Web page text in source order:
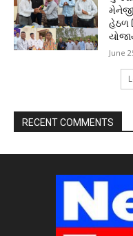
હેઠળ
June
RECENT COMMENTS